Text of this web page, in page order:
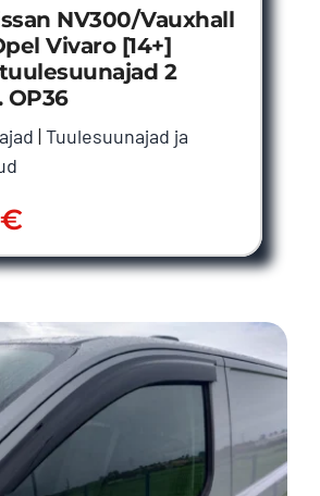
NV300/Vauxhall
Vivaro [14+]
2
|Tuulesuunajad ja
€